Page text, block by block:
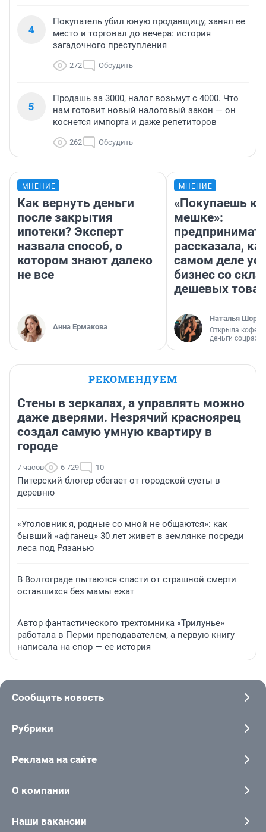
4
Покупатель убил юную продавщицу, занял ее
место и торговал до вечера: история
загадочного преступления
272 Обсудить
5
Продашь за 3000, налог возьмут с 4000. Что
нам готовит новый налоговый закон — он
коснется импорта и даже репетиторов
262 Обсудить
МНЕНИЕ
Как вернуть деньги
после закрытия
ипотеки? Эксперт
назвала способ, о
котором знают далеко
не все
Анна Ермакова
МНЕНИЕ
«Покупаешь
мешке»:
рассказала,
самом деле
бизнес со
дешевых
Наталья
Открыла
деньги
РЕКОМЕНДУЕМ
Стены в зеркалах, а управлять можно
даже дверями. Незрячий красноярец
создал самую умную квартиру в
городе
7 часов 6 729 10
Питерский блогер сбегает от городской суеты в
деревню
«Уголовник я, родные со мной не общаются»: как
бывший «афганец» 30 лет живет в землянке посреди
леса под Рязанью
В Волгограде пытаются спасти от страшной смерти
оставшихся без мамы ежат
Автор фантастического трехтомника «Трилунье»
работала в Перми преподавателем, а первую книгу
написала на спор — ее история
Сообщить новость
Рубрики
Реклама на сайте
О компании
Наши вакансии